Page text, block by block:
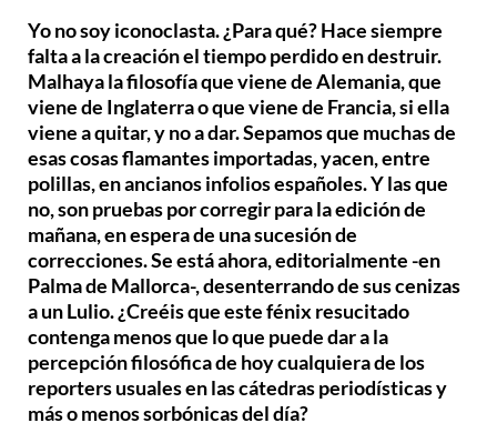
Yo no soy iconoclasta. ¿Para qué? Hace siempre
falta a la creación el tiempo perdido en destruir.
Malhaya la filosofía que viene de Alemania, que
viene de Inglaterra o que viene de Francia, si ella
viene a quitar, y no a dar. Sepamos que muchas de
esas cosas flamantes importadas, yacen, entre
polillas, en ancianos infolios españoles. Y las que
no, son pruebas por corregir para la edición de
mañana, en espera de una sucesión de
correcciones. Se está ahora, editorialmente -en
Palma de Mallorca-, desenterrando de sus cenizas
a un Lulio. ¿Creéis que este fénix resucitado
contenga menos que lo que puede dar a la
percepción filosófica de hoy cualquiera de los
reporters usuales en las cátedras periodísticas y
más o menos sorbónicas del día?